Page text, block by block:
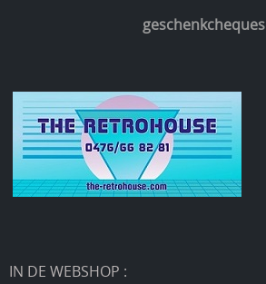
geschenkcheques
IN DE WEBSHOP :